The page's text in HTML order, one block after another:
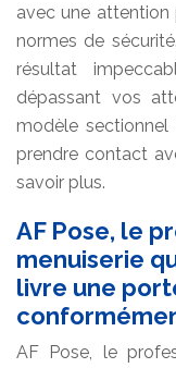
avec une attention
normes de
résultat
dépassant vos
modèle
prendre contact
savoir plus.
AF Pose, le
menuiserie
livre une
AF Pose, le